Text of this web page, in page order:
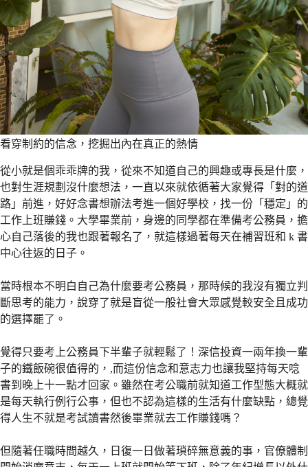
看穿制約的信念，挖掘出內在真正的熱情
從小就是個乖乖牌的我，從來不知道自己的興趣或專長是什麼，
也對生涯規劃沒什麼想法，一直以來就依循著大家覺得「對的道
路」前進，好好念書想辦法考進一個好學校，找一份「穩定」的
工作上班賺錢。大學畢業前，身邊的同學都在準備考公務員，擔
心自己落後的我也跟著報名了，就這樣過著每天在補習班和 k 書
中心往返的日子。
當時根本不明白自己為什麼要考公務員，那時候的我沒有獨立判
斷思考的能力，說穿了就是盲從一般社會大眾感覺較安全且成功
的選擇罷了。
覺得只要考上公務員下半輩子就輕鬆了！深信投資一兩年換一輩
子的鐵飯碗很值得的，,而這份信念和意志力也讓我堅持每天唸
書到晚上十一點才回家。雖然在考公職前就知道工作型態大概就
是每天執行例行公事，但也不認為這樣的生活有什麼缺點，總覺
得人生不就是考試讀書然後畢業就去工作賺錢嗎？
但隨著任職時間越久，日復一日做著瑣碎無意義的事，官僚體制